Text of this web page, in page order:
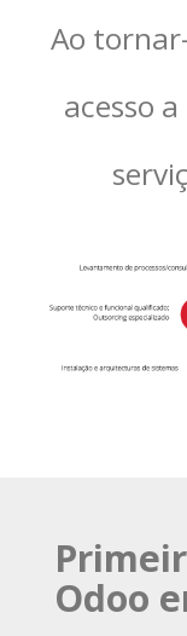
Ao
acesso
Odoo